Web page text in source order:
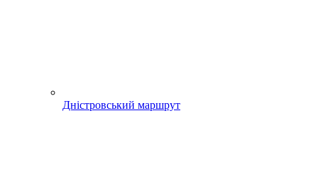
Дністровський маршрут